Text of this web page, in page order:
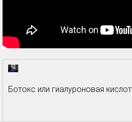
Ботокс или гиалуроновая